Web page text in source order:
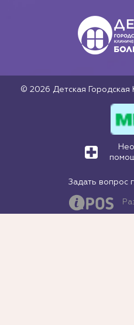
© 2026 Детская Городская
Задать вопрос